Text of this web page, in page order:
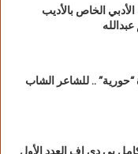
الخاص بالأديب
.. للشاعر الشاب